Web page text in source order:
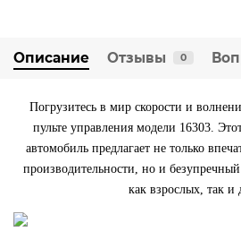
Описание Отзывы 0
Погрузитесь в мир скорости и
пульте управления модели 16303.
автомобиль предлагает не только
производительности, но и
как взрослых, так и